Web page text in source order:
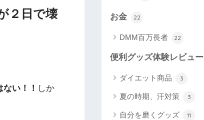
２日で壊
い！！ しか
お金 22
DMM百万長者 22
便利グッズ体験レビュー
ダイエット商品 3
夏の時期、汗対策 3
自分を磨くグッズ 11